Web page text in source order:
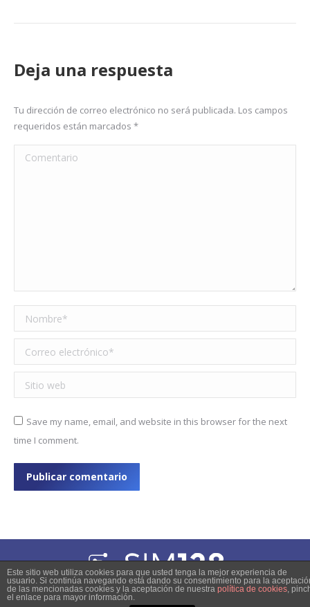
Deja una respuesta
Tu dirección de correo electrónico no será publicada. Los campos
requeridos están marcados *
Comentario
Nombre *
Correo electrónico *
Sitio web
Save my name, email, and website in this browser for the next
time I comment.
Publicar comentario
© 2023 Copyright
Este sitio web utiliza cookies para que usted tenga la mejor experiencia de
usuario. Si continúa navegando está dando su consentimiento para la
de las mencionadas cookies y la aceptación de nuestra política de cookies,
el enlace para mayor información.